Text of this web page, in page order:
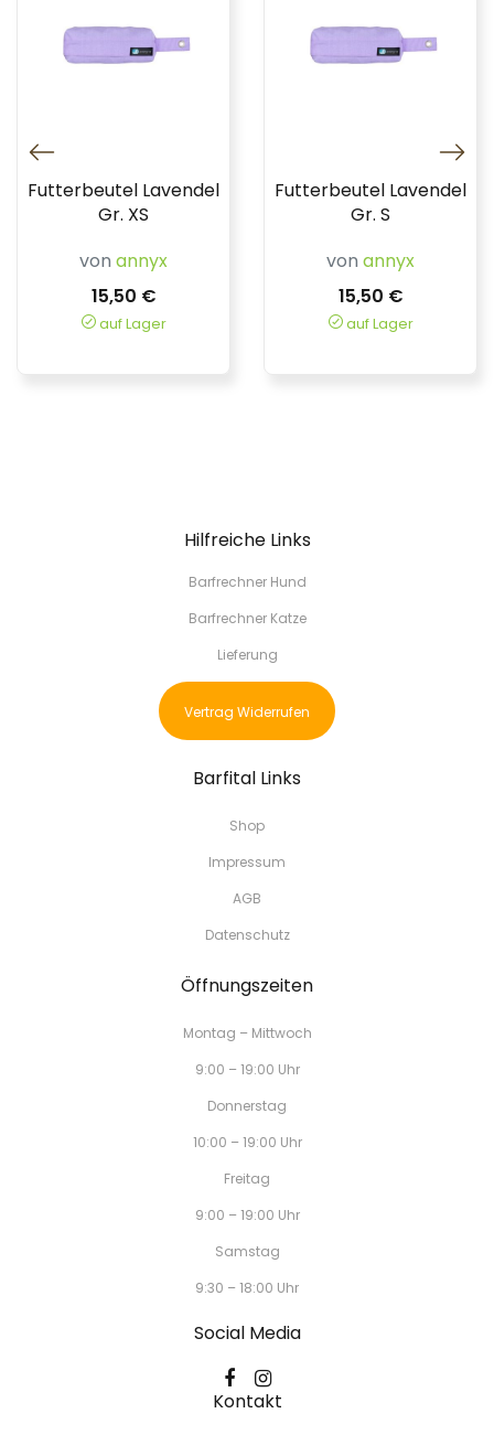
Futterbeutel Lavendel
Gr. XS
von annyx
15,50 €
auf Lager
Futterbeutel Lavendel
Gr. S
von annyx
15,50 €
auf Lager
Hilfreiche Links
Barfrechner Hund
Barfrechner Katze
Lieferung
Vertrag Widerrufen
Barfital Links
Shop
Impressum
AGB
Datenschutz
Öffnungszeiten
Montag – Mittwoch
9:00 – 19:00 Uhr
Donnerstag
10:00 – 19:00 Uhr
Freitag
9:00 – 19:00 Uhr
Samstag
9:30 – 18:00 Uhr
Social Media
Kontakt